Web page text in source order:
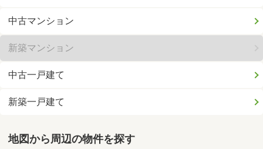
中古マンション
新築マンション
中古一戸建て
新築一戸建て
地図から周辺の物件を探す